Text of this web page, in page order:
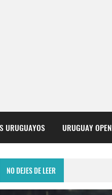
URUGUAYOS URUGUAY OPEN
NO DEJES DE LEER